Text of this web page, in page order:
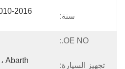
سنة:
OE NO.:
تجهيز السيارة: